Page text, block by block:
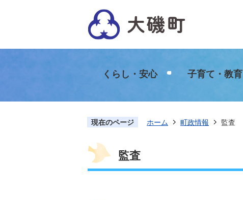
くらし・安心 子育て・教育
現在のページ ホーム 町政情報 監査
監査